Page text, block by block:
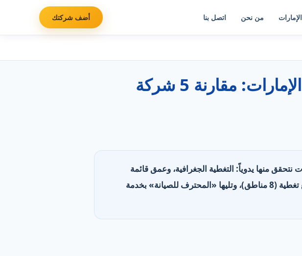
من نحن اتصل بنا أضف شركتك
أفضل شركات سباكة وصيانة صحية في الإمارات: مقارنة 5 شركة
نتحقق منها يدوياً: التغطية الجغرافية، وعمق قائمة
الخدمات، وساعات العمل وقنوات التواصل. تصدّرت «روضة المنارة» بأوسع تغطية (8 مناطق)، وتليها «المحترف للصيانة» بخدمة